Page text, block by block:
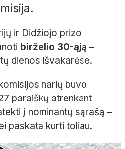
ir Didžiojo prizo
birželio 30-ąją –
dienos išvakarėse.
narių buvo
paraiškų atrenkant
į nominantų sąrašą –
paskata kurti toliau.